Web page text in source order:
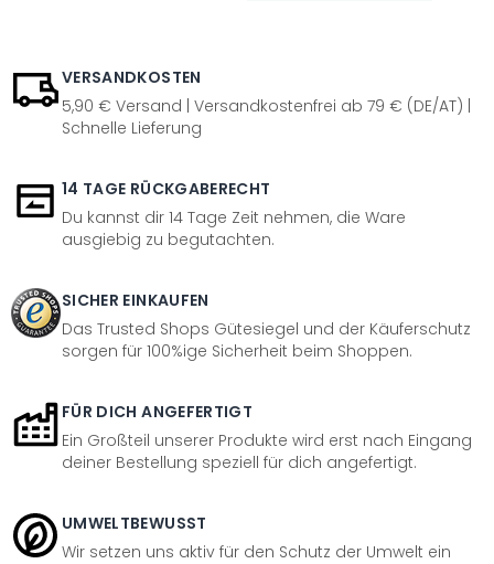
VERSANDKOSTEN
5,90 € Versand | Versandkostenfrei ab 79 € (DE/AT) |
Schnelle Lieferung
14 TAGE RÜCKGABERECHT
Du kannst dir 14 Tage Zeit nehmen, die Ware
ausgiebig zu begutachten.
SICHER EINKAUFEN
Das Trusted Shops Gütesiegel und der Käuferschutz
sorgen für 100%ige Sicherheit beim Shoppen.
FÜR DICH ANGEFERTIGT
Ein Großteil unserer Produkte wird erst nach Eingang
deiner Bestellung speziell für dich angefertigt.
UMWELTBEWUSST
Wir setzen uns aktiv für den Schutz der Umwelt ein